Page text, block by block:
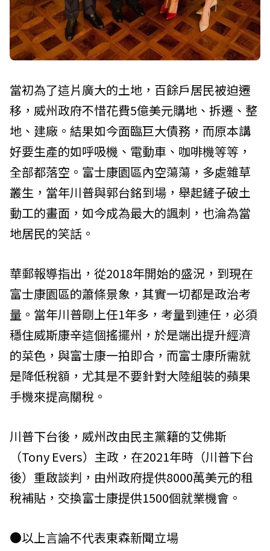
當初為了這片廣大的土地，百餘戶居民被迫遷
移，威州政府不惜花費5億美元購地、拆遷、整
地、建廠。結果如今面臨巨大債務，而原本講
好要生產的如呼吸機、電動車、咖啡機等等，
全部都落空。富士康園區內空蕩蕩，多處雜草
叢生，當年川普與郭台銘到場，舉起鏟子破土
動工的畫面，如今成為最大的諷刺，也淪為當
地居民的笑話。
華郵報導指出，從2018年開始的盛況，到現在
富士康園區的蕭條景象，其實一切都是政治考
量。當年川普剛上任1年多，考量到連任，必須
穩住威斯康辛這個搖擺州，於是端出提升經濟
的菜色，與富士康一拍即合，而富士康所需就
是降低稅額，尤其是不要針對大陸組裝的蘋果
手機來提高關稅。
川普下台後，威州改由民主黨籍的艾佛斯
（Tony Evers）主政，在2021年時（川普下台
後）重啟談判，由州政府提供8000萬美元的租
稅補貼，交換富士康提供1500個就業機會。
●以上言論不代表東森新聞立場